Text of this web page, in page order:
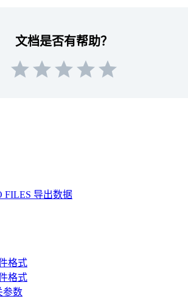
文档是否有帮助？
FILES 导出数据
格式
格式
参数